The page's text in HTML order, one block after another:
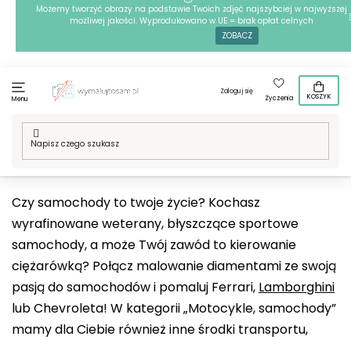
Przejść
treści
Możemy tworzyć obrazy na podstawie Twoich zdjęć najszybciej w najwyższej
możliwej jakości. Wyprodukowano w UE = brak opłat celnych
ZOBACZ
Menu
Zaloguj się
Życzenia
KOSZYK
Home
Techniki / Haft diamentowy
Motocykle, samochody
Czy samochody to twoje życie? Kochasz
wyrafinowane weterany, błyszczące sportowe
samochody, a może Twój zawód to kierowanie
ciężarówką? Połącz malowanie diamentami ze swoją
pasją do samochodów i pomaluj Ferrari, Lamborghini
lub Chevroleta! W kategorii „Motocykle, samochody”
mamy dla Ciebie również inne środki transportu,